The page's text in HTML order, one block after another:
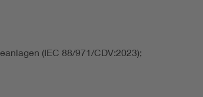
(IEC 88/971/CDV:2023);